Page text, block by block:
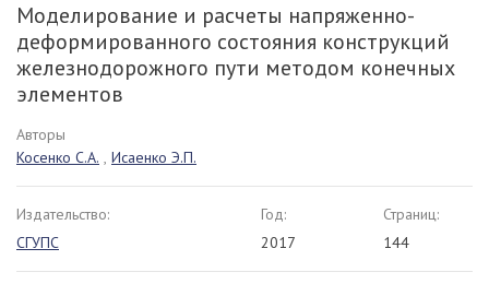
Моделирование и расчеты напряженно-
деформированного состояния конструкций
железнодорожного пути методом конечных
элементов
Авторы
Косенко С.А. , Исаенко Э.П.
Издательство:
СГУПС
Год:
2017
Страниц:
144